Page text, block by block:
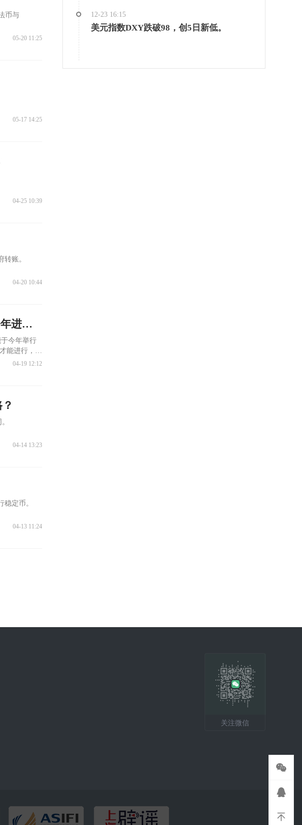
币与
05-20 11:25
05-17 14:25
04-25 10:39
账。
04-20 10:44
天眼午报 | 加密公司Blockchain.com计划最快在今年进行IPO
今年举行
能进行，公
04-19 12:12
04-14 13:23
定币。
04-13 11:24
为服务提供商在“榨取”价值。事实恰恰相
反：服务提供商与代币利益高度一致，而
且，相较于所维护和创造的价值，维持
提交相关法案，并将于本月内根据自治体
需求确定具体对策方针。 专家指出，基于
区块链技术的数字地方债可实现无中介快
个人直接融资工具发挥作用。
12-23 16:15
美元指数DXY跌破98，创5日新低。
关注微信

